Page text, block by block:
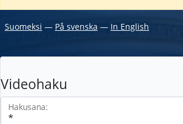
Suomeksi ― På svenska ― In English
Videohaku
Hakusana: